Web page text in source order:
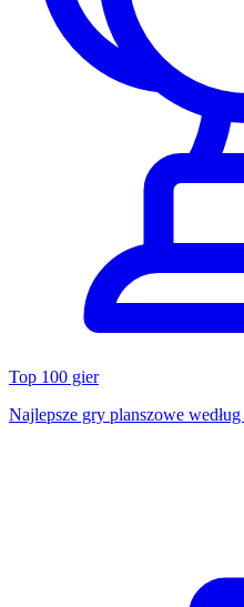
Top 100 gier
Najlepsze gry planszowe